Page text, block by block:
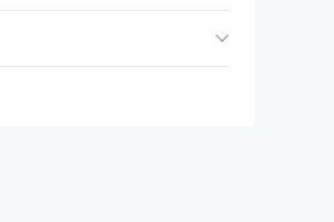
建设单位 项目班组